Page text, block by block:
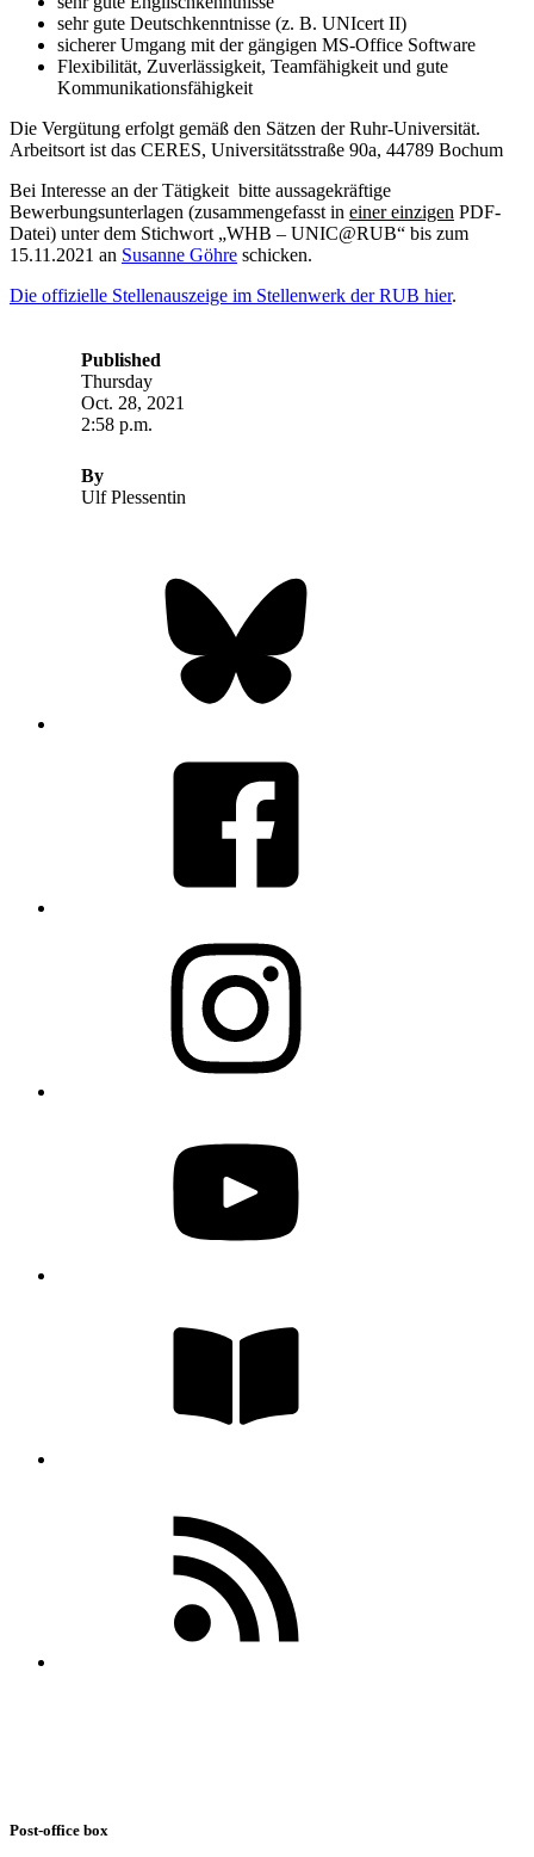
sehr gute Deutschkenntnisse (z. B. UNIcert II)
sicherer Umgang mit der gängigen MS-Office Software
Flexibilität, Zuverlässigkeit, Teamfähigkeit und gute
Kommunikationsfähigkeit
Die Vergütung erfolgt gemäß den Sätzen der Ruhr-Universität.
Arbeitsort ist das CERES, Universitätsstraße 90a, 44789 Bochum
Bei Interesse an der Tätigkeit bitte aussagekräftige
Bewerbungsunterlagen (zusammengefasst in einer einzigen PDF-
Datei) unter dem Stichwort „WHB – UNIC@RUB“ bis zum
15.11.2021 an Susanne Göhre schicken.
Die offizielle Stellenauszeige im Stellenwerk der RUB hier.
Published
Thursday
Oct. 28, 2021
2:58 p.m.
By
Ulf Plessentin
Post-office box